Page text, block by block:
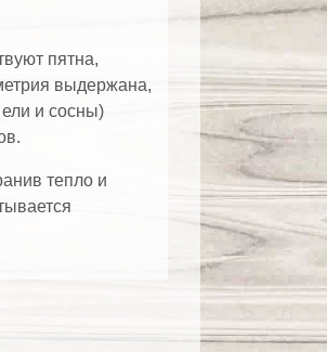
пятна,
выдержана,
и сосны)
тепло и